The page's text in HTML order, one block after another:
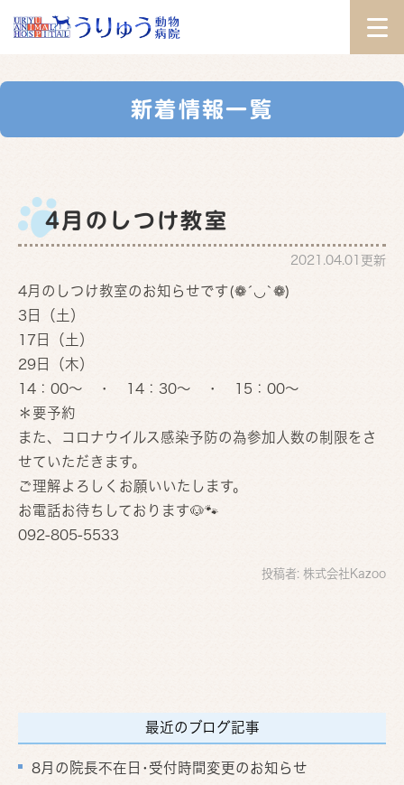
新着情報一覧
4月のしつけ教室
2021.04.01更新
4月のしつけ教室のお知らせです(❁´◡`❁)
3日（土）
17日（土）
29日（木）
14：00～ ・ 14：30～ ・ 15：00～
＊要予約
また、コロナウイルス感染予防の為参加人数の制限をさ
せていただきます。
ご理解よろしくお願いいたします。
お電話お待ちしております🐶🐾
092-805-5533
投稿者: 株式会社Kazoo
最近のブログ記事
8月の院長不在日･受付時間変更のお知らせ